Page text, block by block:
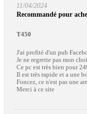
11/04/2024
Recommandé pour
T450
J'ai profité d'un pub
Je ne regrette pas mon
Ce pc est très bien pour
Il est très rapide et a une
Foncez, ce n'est pas une
Merci à ce site